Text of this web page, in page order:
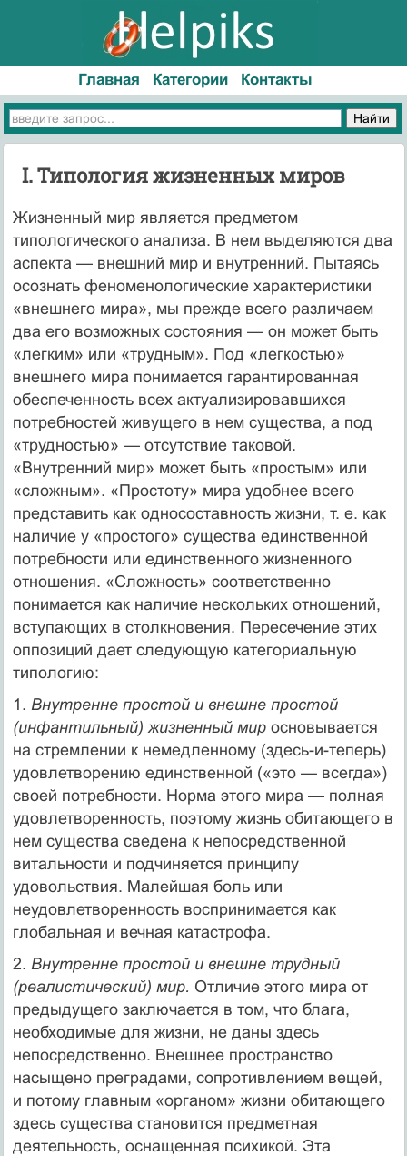
Главная Категории Контакты
I. Типология жизненных миров
Жизненный мир является предметом
типологического ана­лиза. В нем выделяются два
аспекта — внешний мир и внутренний. Пытаясь
осознать феноменологические характеристики
«внешнего мира», мы прежде всего различаем
два его возмож­ных состояния — он может быть
«легким» или «трудным». Под «легкостью»
внешнего мира понимается гарантирован­ная
обеспеченность всех актуализировавшихся
потребностей живущего в нем существа, а под
«трудностью» — отсутствие таковой.
«Внутренний мир» может быть «простым» или
«сложным». «Простоту» мира удобнее всего
представить как односоставность жизни, т. е. как
наличие у «простого» суще­ства единственной
потребности или единственного жизненно­го
отношения. «Сложность» соответственно
понимается как наличие нескольких отношений,
вступающих в столкновения. Пересечение этих
оппозиций дает следующую категориаль­ную
типологию:
1. Внутренне простой и внешне простой
(инфантильный) жизненный мир основывается
на стремлении к немедленному (здесь-и-теперь)
удовлетворению единственной («это — все­гда»)
своей потребности. Норма этого мира — полная
удовлет­воренность, поэтому жизнь обитающего в
нем существа сведе­на к непосредственной
витальности и подчиняется принципу
удовольствия. Малейшая боль или
неудовлетворенность вос­принимается как
глобальная и вечная катастрофа.
2. Внутренне простой и внешне трудный
(реалистический) мир. Отличие этого мира от
предыдущего заключается в том, что блага,
необходимые для жизни, не даны здесь
непосред­ственно. Внешнее пространство
насыщено преградами, сопро­тивлением вещей,
и потому главным «органом» жизни обита­ющего
здесь существа становится предметная
деятельность, оснащенная психикой. Эта